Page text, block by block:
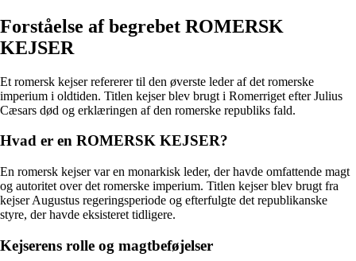
Forståelse af begrebet ROMERSK
KEJSER
Et romersk kejser refererer til den øverste leder af det romerske
imperium i oldtiden. Titlen kejser blev brugt i Romerriget efter Julius
Cæsars død og erklæringen af den romerske republiks fald.
Hvad er en ROMERSK KEJSER?
En romersk kejser var en monarkisk leder, der havde omfattende magt
og autoritet over det romerske imperium. Titlen kejser blev brugt fra
kejser Augustus regeringsperiode og efterfulgte det republikanske
styre, der havde eksisteret tidligere.
Kejserens rolle og magtbeføjelser